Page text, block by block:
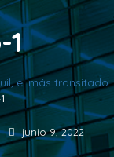
el más transitado
junio 9, 2022